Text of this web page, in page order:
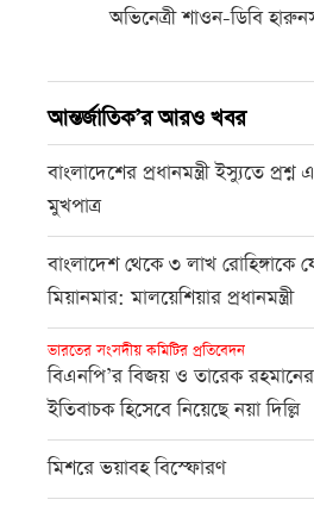
অভিনেত্রী শাওন-ডিবি
আন্তর্জাতিক’র আরও খবর
বাংলাদেশের প্রধানমন্ত্রী ইস্যুতে
মুখপাত্র
বাংলাদেশ থেকে ৩ লাখ রোহিঙ্গাকে
মিয়ানমার: মালয়েশিয়ার প্রধানমন্ত্রী
ভারতের সংসদীয় কমিটির প্রতিবেদন
বিএনপি’র বিজয় ও তারেক রহমানের
ইতিবাচক হিসেবে নিয়েছে নয়া দিল্লি
মিশরে ভয়াবহ বিস্ফোরণ